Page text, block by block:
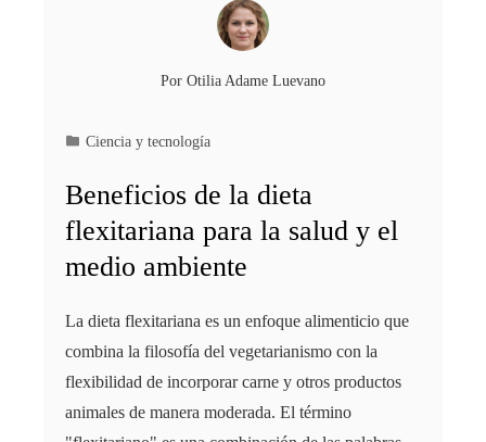
Por Otilia Adame Luevano
Ciencia y tecnología
Beneficios de la dieta
flexitariana para la salud y el
medio ambiente
La dieta flexitariana es un enfoque alimenticio que
combina la filosofía del vegetarianismo con la
flexibilidad de incorporar carne y otros productos
animales de manera moderada. El término